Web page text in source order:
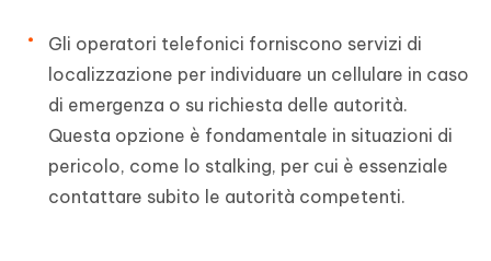
Gli operatori telefonici forniscono servizi di
localizzazione per individuare un cellulare in caso
di emergenza o su richiesta delle autorità.
Questa opzione è fondamentale in situazioni di
pericolo, come lo stalking, per cui è essenziale
contattare subito le autorità competenti.